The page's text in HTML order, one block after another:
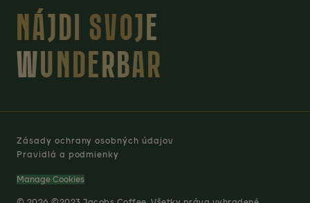
NÁJDI SVOJE
WUNDERBAR
Zásady ochrany osobných údajov
Pravidlá a podmienky
Manage Cookies